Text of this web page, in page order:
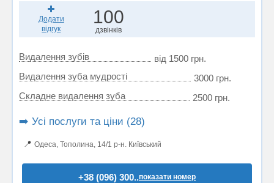
Додати
відгук
100
дзвінків
Видалення зубів
від 1500 грн.
Видалення зуба мудрості
3000 грн.
Складне видалення зуба
2500 грн.
➡️ Усі послуги та ціни (28)
📍 Одеса, Тополина, 14/1 р-н. Київський
+38 (096) 300..показати номер